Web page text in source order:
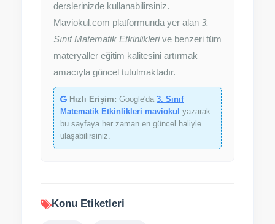
derslerinizde kullanabilirsiniz.
Maviokul.com platformunda yer alan 3.
Sınıf Matematik Etkinliklerive benzeri tüm
materyaller eğitim kalitesini artırmak
amacıyla güncel tutulmaktadır.
Hızlı Erişim: Google'da 3. Sınıf
Matematik Etkinlikleri maviokul yazarak
bu sayfaya her zaman en güncel haliyle
ulaşabilirsiniz.
Konu Etiketleri